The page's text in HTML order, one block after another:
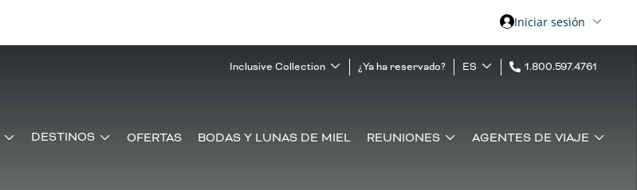
Iniciar sesión
Inclusive Collection ¿Ya ha reservado? ES 1.800.597.4761
DESTINOS OFERTAS BODAS Y LUNAS DE MIEL REUNIONES AGENTES DE VIAJE